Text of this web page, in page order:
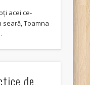
acei ce-
seară, Toamna
de